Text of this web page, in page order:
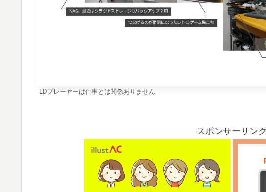
LDプレーヤーは仕事とは関係ありません
スポンサーリンク